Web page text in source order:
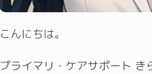
こんにちは。
プライマリ・ケアサポート き